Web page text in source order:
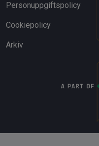
Personuppgiftspolicy
Cookiepolicy
Arkiv